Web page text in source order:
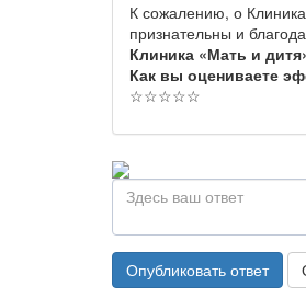
К сожалению, о
признательны и
Клиника «Мать и
Как вы оцениваете
☆☆☆☆☆
Опубликовать ответ